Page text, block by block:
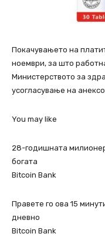
Покачувањето на
ноември, за што
Министерството за
усогласување на
You may like
28-годишната
богата
Bitcoin Bank
Правете го ова 15
дневно
Bitcoin Bank